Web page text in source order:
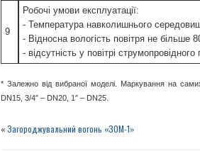
9
Робочі умови експлуатації:
- Температура навколишнього
- Відносна вологість повітря не
- відсутність у повітрі
* Залежно від вибраної моделі. Маркування на
DN15, 3/4″ – DN20, 1″ – DN25.
«Загороджувальний вогонь «ЗОМ-1»